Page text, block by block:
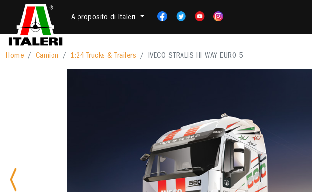
A proposito di Italeri
Home Camion 1:24 Trucks & Trailers IVECO STRALIS HI-WAY EURO 5
Previous